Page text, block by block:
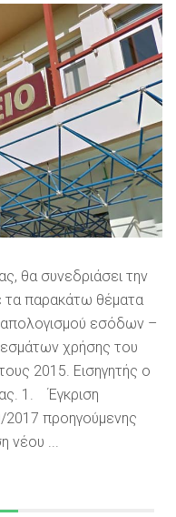
θα συνεδριάσει την
τα παρακάτω θέματα
εσόδων –
χρήσης του
2015. Εισηγητής ο
1. Έγκριση
2017 προηγούμενης
νέου ...